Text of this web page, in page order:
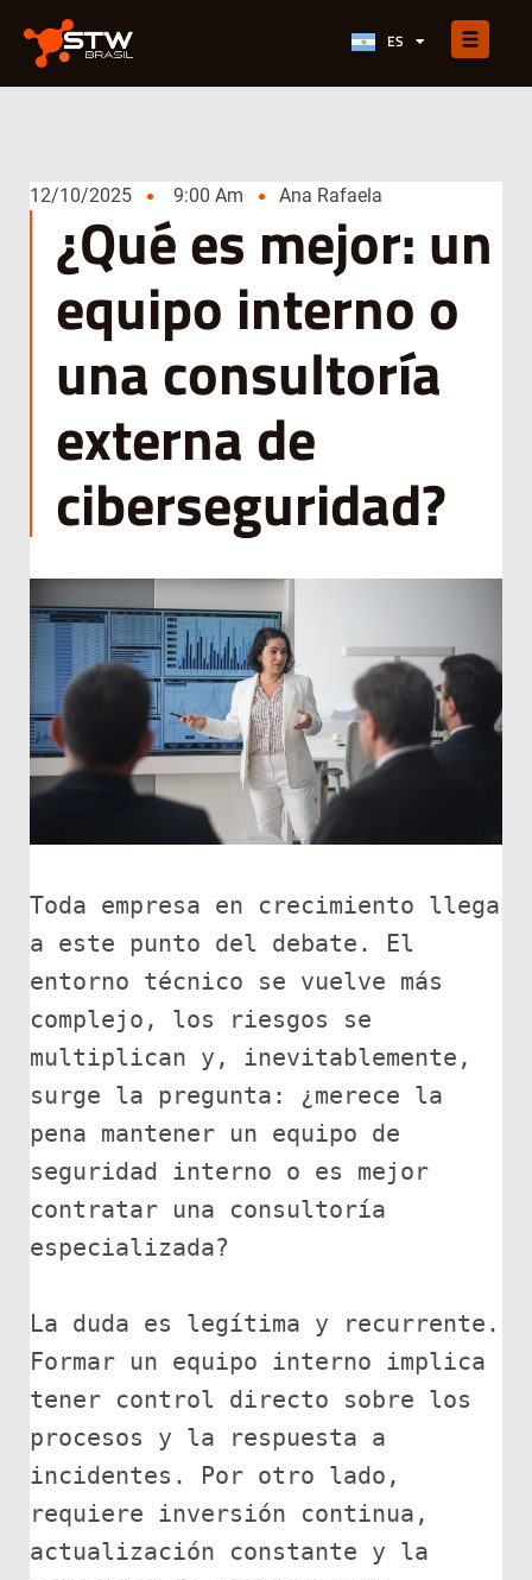
ES
EN
12/10/2025 9:00 Am Ana Rafaela
¿Qué es mejor: un
equipo interno o
una consultoría
externa de
ciberseguridad?
Toda empresa en crecimiento llega
a este punto del debate. El
entorno técnico se vuelve más
complejo, los riesgos se
multiplican y, inevitablemente,
surge la pregunta: ¿merece la
pena mantener un equipo de
seguridad interno o es mejor
contratar una consultoría
especializada?
La duda es legítima y recurrente.
Formar un equipo interno implica
tener control directo sobre los
procesos y la respuesta a
incidentes. Por otro lado,
requiere inversión continua,
actualización constante y la